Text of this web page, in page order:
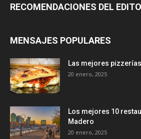
RECOMENDACIONES DEL
MENSAJES POPULARES
Las mejores
20 enero, 2025
Los mejores 10
Madero
20 enero, 2025